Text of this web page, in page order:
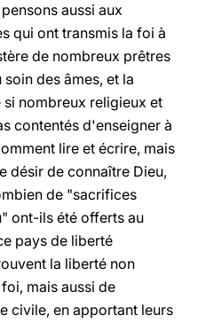
aussi aux
qui ont transmis la foi à
de nombreux prêtres
des âmes, et la
nombreux religieux et
contentés d'enseigner à
lire et écrire, mais
désir de connaître Dieu,
de "sacrifices
ont-ils été offerts au
pays de liberté
la liberté non
mais aussi de
civile, en apportant leurs